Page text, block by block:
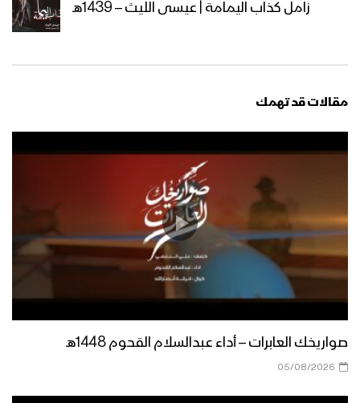
زامل كذاب اليمامة | عيسى الليث – 1439هـ
مقالات قد تهمك
صواريخك العابرات – أداء عبدالسلام القحوم 1448هـ
05/08/2026